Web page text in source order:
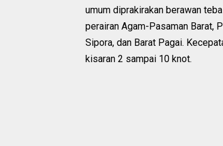
umum diprakirakan berawan
perairan Agam-Pasaman Barat,
Sipora, dan Barat Pagai.
kisaran 2 sampai 10 knot.